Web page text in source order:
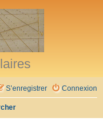
Connexion
S’enregistrer